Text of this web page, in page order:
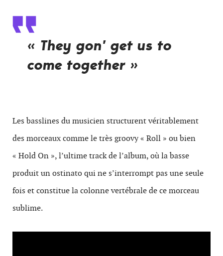
« They gon’ get us to
come together »
Les basslines du musicien structurent véritablement
des morceaux comme le très groovy « Roll » ou bien
« Hold On », l’ultime track de l’album, où la basse
produit un ostinato qui ne s’interrompt pas une seule
fois et constitue la colonne vertébrale de ce morceau
sublime.